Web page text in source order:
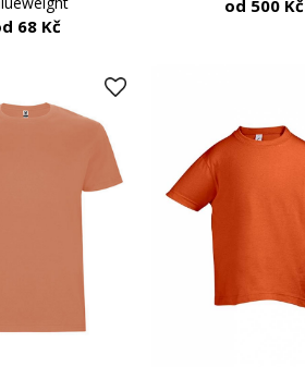
68 Kč
od 500 Kč